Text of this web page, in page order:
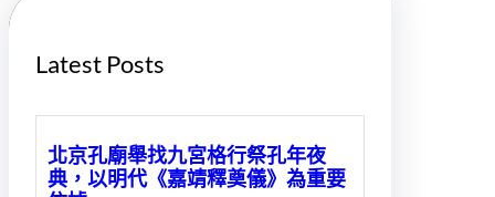
Latest Posts
北京孔廟舉找九宮格行祭孔年夜
典，以明代《嘉靖釋奠儀》為重要